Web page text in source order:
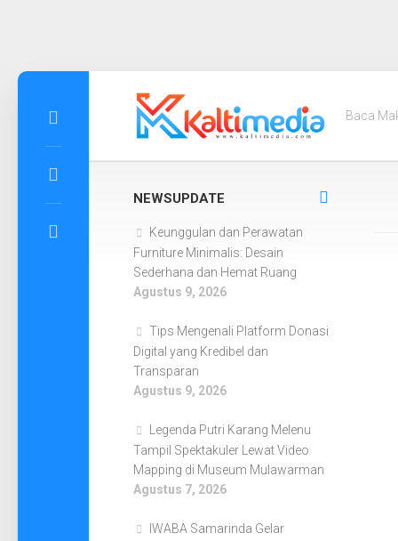
Skip
Baca
NEWSUPDATE
Keunggulan dan Perawatan
Furniture Minimalis: Desain
Sederhana dan Hemat Ruang
Agustus 9, 2026
Tips Mengenali Platform Donasi
Digital yang Kredibel dan
Transparan
Agustus 9, 2026
Legenda Putri Karang Melenu
Tampil Spektakuler Lewat Video
Mapping di Museum Mulawarman
Agustus 7, 2026
IWABA Samarinda Gelar